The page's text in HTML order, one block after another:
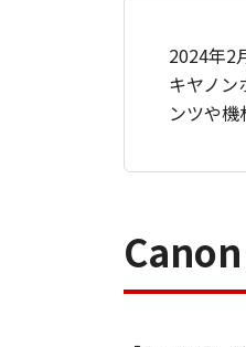
2024年2
キヤノ
ンツや機